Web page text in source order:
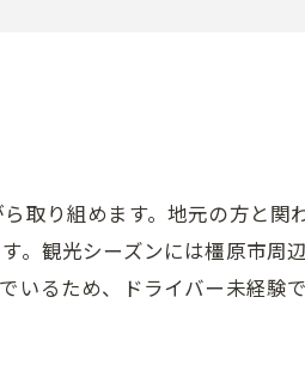
取り組めます。地元の方と関
。観光シーズンには橿原市周
いるため、ドライバー未経験